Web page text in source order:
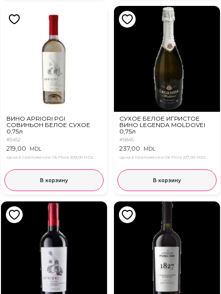
ВИНО APRIORI PGI
СОВИНЬОН БЕЛОЕ СУХОЕ
0,75л
#5452
219,00 MDL
Цена в приложении Ok Flora 209,00 MDL
В корзину
СУХОЕ БЕЛОЕ ИГРИСТОЕ
ВИНО LEGENDA MOLDOVEI
0,75л
#5845
237,00 MDL
Цена в приложении Ok Flora 227,00 MDL
В корзину